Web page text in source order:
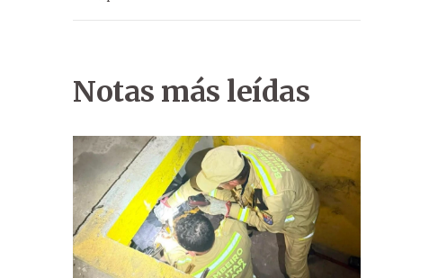
Notas más leídas